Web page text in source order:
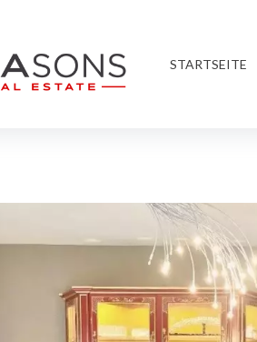
STARTSEITE